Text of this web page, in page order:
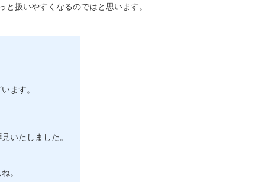
扱いやすくなるのではと思います。
ます。
いたしました。
。